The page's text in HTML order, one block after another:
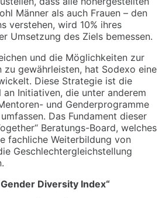
Männer als auch Frauen – den
verstehen, wird 10% ihres
Umsetzung des Ziels bemessen.
und die Möglichkeiten zur
zu gewährleisten, hat Sodexo eine
Diese Strategie ist die
an Initiativen, die unter anderem
und Genderprogramme
Das Fundament dieser
Beratungs-Board, welches
fachliche Weiterbildung von
Geschlechtergleichstellung
Diversity Index“